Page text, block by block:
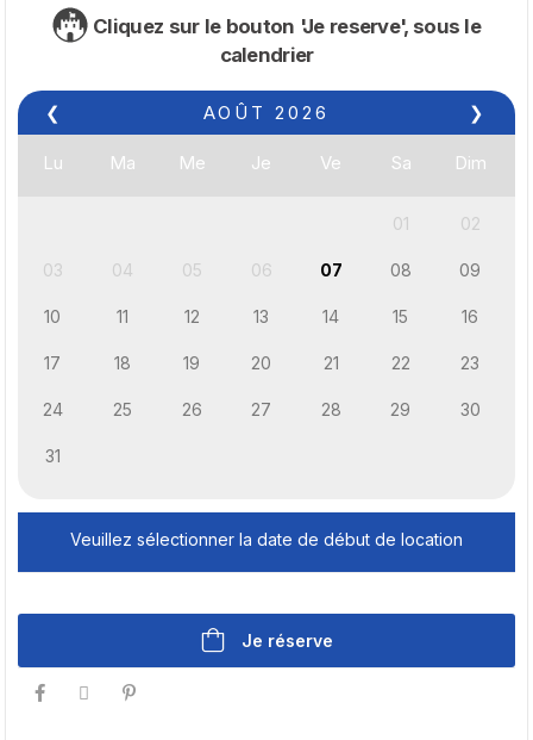
Cliquez sur le bouton 'Je reserve', sous le
calendrier
❮ ❯
AOÛT 2026
Lu Ma Me Je Ve Sa Dim
01 02
03 04 05 06 07 08 09
10 11 12 13 14 15 16
17 18 19 20 21 22 23
24 25 26 27 28 29 30
31
Veuillez sélectionner la date de début de location
Je réserve